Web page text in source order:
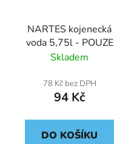
NARTES kojenecká
voda 5,75l - POUZE
ZLÍNSKÝ /
OLOMOUCKÝ KRAJ
Skladem
78 Kč bez DPH
94 Kč
DO KOŠÍKU